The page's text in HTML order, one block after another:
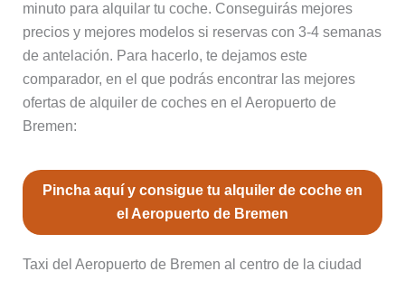
minuto para alquilar tu coche. Conseguirás mejores
precios y mejores modelos si reservas con 3-4 semanas
de antelación. Para hacerlo, te dejamos este
comparador, en el que podrás encontrar las mejores
ofertas de alquiler de coches en el Aeropuerto de
Bremen:
Pincha aquí y consigue tu alquiler de coche en
el Aeropuerto de Bremen
Taxi del Aeropuerto de Bremen al centro de la ciudad